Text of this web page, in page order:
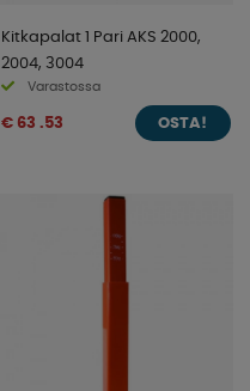
Kitkapalat 1 Pari AKS 2000,
2004, 3004
Varastossa
€ 63 .53 OSTA!